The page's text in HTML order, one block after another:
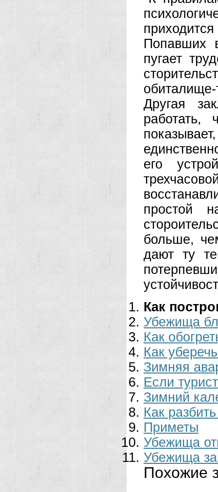
Попавших
пугает
Другая
его
простой
больше,
дают ту
Как
Убежища
Как
Как
Зимняя
Если
Зимний
Как
Приметы
Убежища
Убежища
Похожие